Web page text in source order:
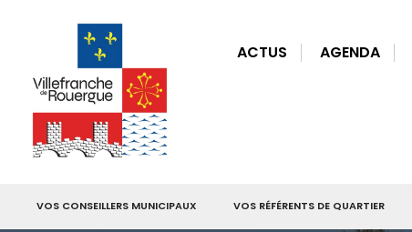
ACTUS AGENDA
VOS CONSEILLERS MUNICIPAUX VOS RÉFÉRENTS DE QUARTIER